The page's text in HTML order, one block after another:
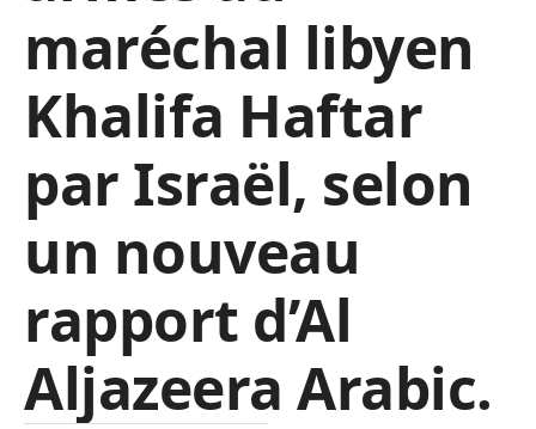
maréchal libyen
Khalifa Haftar
par Israël, selon
un nouveau
rapport d’Al
Aljazeera Arabic.